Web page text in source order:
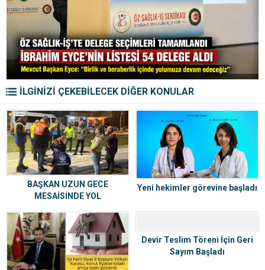
İLGİNİZİ ÇEKEBİLECEK DİĞER KONULAR
BAŞKAN UZUN GECE
MESAİSİNDE YOL
Yeni hekimler görevine başladı
Devir Teslim Töreni İçin Geri
Sayım Başladı